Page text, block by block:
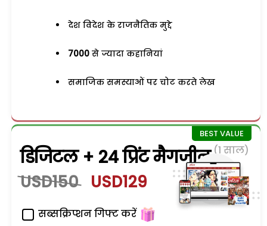
देश विदेश के राजनैतिक मुद्दे
7000 से ज्यादा कहानियां
समाजिक समस्याओं पर चोट करते लेख
डिजिटल + 24 प्रिंट मैगजीन (1 साल)
USD150 USD129
सब्सक्रिप्शन गिफ्ट करें